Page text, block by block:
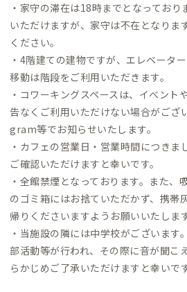
・家守の滞在は18時までとなっており
いただけますが、家守は不在となりま
ください。
・4階建ての建物ですが、エレベータ
移動は階段をご利用いただきます。
・コワーキングスペースは、イベント
告なくご利用いただけない場合がござ
gram等でお知らせいたします。
・カフェの営業日・営業時間につき
ご確認いただけますと幸いです。
・全館禁煙となっております。また、
のゴミ箱にはお捨ていただかず、携帯
帰りくださいますようお願いいたします
・当施設の隣には中学校がございます
部活動等が行われ、その際に音が聞こ
らかじめご了承いただけますと幸いです